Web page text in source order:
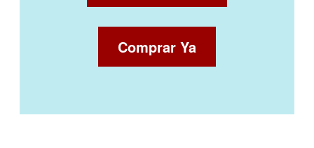
Comprar Ya